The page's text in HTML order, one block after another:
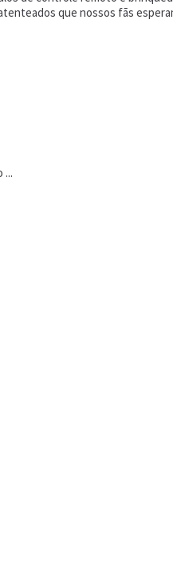
que nossos fãs
...